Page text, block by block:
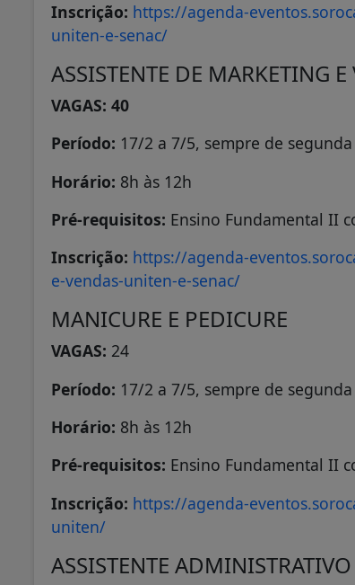
Inscrição: https://agenda-
uniten-e-senac/
ASSISTENTE DE MARKETING E
VAGAS: 40
Período: 17/2 a 7/5, sempre de
Horário: 8h às 12h
Pré-requisitos: Ensino Fundamental II
Inscrição: https://agenda-
e-vendas-uniten-e-senac/
MANICURE E PEDICURE
VAGAS: 24
Período: 17/2 a 7/5, sempre de
Horário: 8h às 12h
Pré-requisitos: Ensino Fundamental II
Inscrição: https://agenda-
uniten/
ASSISTENTE ADMINISTRATIVO